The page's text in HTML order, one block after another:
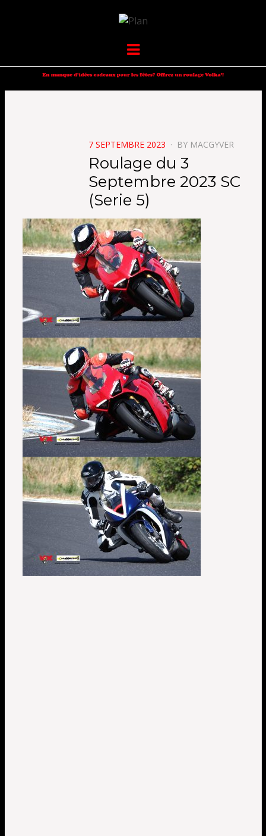
VOLKANIK-
ENDURANCE
Menu
POSTED
ON
7 SEPTEMBRE 2023 BY MACGYVER
Roulage du 3
Septembre 2023 SC
(Serie 5)